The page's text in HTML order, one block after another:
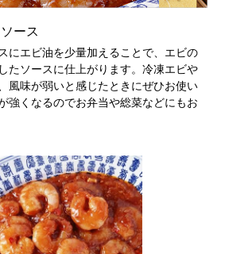
ース
にエビ油を少量加えることで、エビの
たソースに仕上がります。冷凍エビや
風味が弱いと感じたときにぜひお使い
強くなるのでお弁当や総菜などにもお